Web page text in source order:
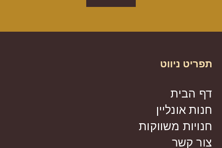
תפריט ניווט
דף הבית
חנות אונליין
חנויות משווקות
צור קשר